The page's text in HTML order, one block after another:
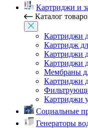
Картриджи и
Каталог
Картриджи
Картридж
Картриджи
Картриджи
Мембраны
Картриджи
Картриджи
Социальные
Генераторы